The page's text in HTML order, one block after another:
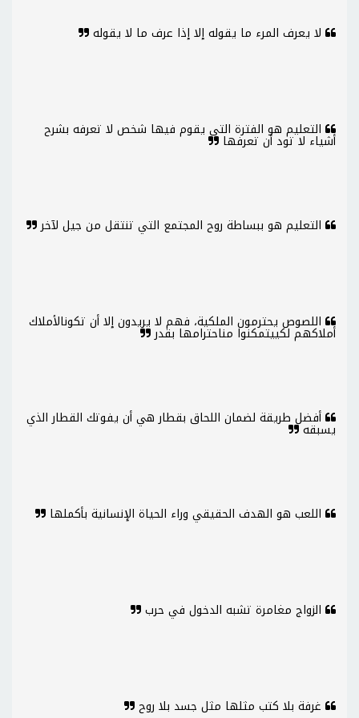
لا يعرف المرء ما يقوله إلا إذا عرف ما لا يقوله
التعليم هو الفترة التي يقوم فيها شخص لا تعرفه بشرح
أشياء لا تود أن تعرفها
التعليم هو ببساطة روح المجتمع التي تنتقل من جيل لآخر
اللصوص يحترمون الملكية، فهم لا يريدون إلا أن تكونالأملاك
أملاكهم لكييتمكنوا مناحترامها بقدر
أفضل طريقة لضمان اللحاق بقطار هي أن يفوتك القطار الذي
يسبقه
اللعب هو الهدف الحقيقي وراء الحياة الإنسانية بأكملها
الزواج مغامرة تشبه الدخول في حرب
غرفة بلا كتب مثلها مثل جسد بلا روح